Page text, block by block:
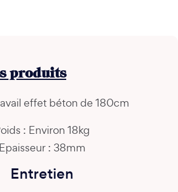
produits
effet béton de 180cm
: Environ 18kg
Epaisseur : 38mm
Entretien